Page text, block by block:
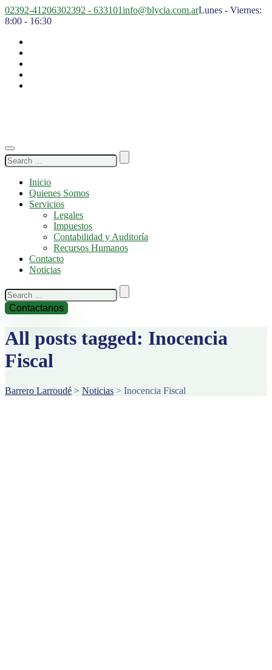
02392-41206302392 - 633101info@blycia.com.arLunes - Viernes:
8:00 - 16:30
Search
for:
Inicio
Quienes Somos
Servicios
Legales
Impuestos
Contabilidad y Auditoría
Recursos Humanos
Contacto
Noticias
Search
for:
Contactanos
All posts tagged: Inocencia
Fiscal
Barrero Larroudé > Noticias > Inocencia Fiscal